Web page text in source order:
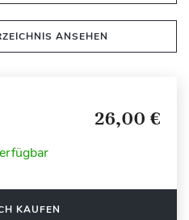
ANSEHEN
26,00 €
KAUFEN